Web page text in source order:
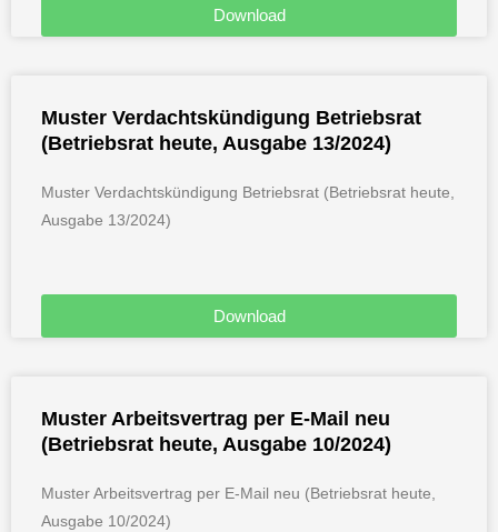
Download
Muster Verdachtskündigung Betriebsrat
(Betriebsrat heute, Ausgabe 13/2024)
Muster Verdachtskündigung Betriebsrat (Betriebsrat heute,
Ausgabe 13/2024)
Download
Muster Arbeitsvertrag per E-Mail neu
(Betriebsrat heute, Ausgabe 10/2024)
Muster Arbeitsvertrag per E-Mail neu (Betriebsrat heute,
Ausgabe 10/2024)